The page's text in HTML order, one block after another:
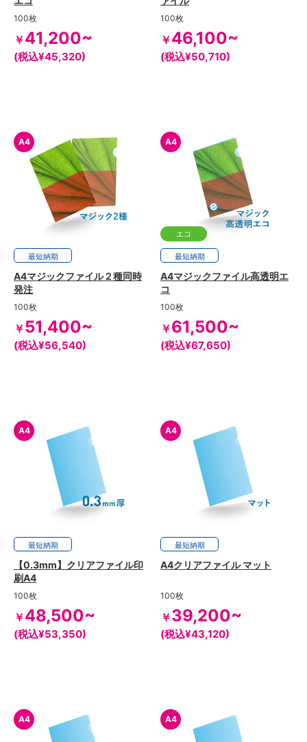
100枚
￥41,200~
(税込¥45,320)
100枚
￥46,100~
(税込¥50,710)
A4
最短3日納期
A4マジックファイル２種同時
発注
100枚
￥51,400~
(税込¥56,540)
A4
エコ
最短12日納期
A4マジックファイル高透明エ
コ
100枚
￥61,500~
(税込¥67,650)
A4
最短6日納期
【0.3mm】クリアファイル印
刷A4
100枚
￥48,500~
(税込¥53,350)
A4
最短7日納期
A4クリアファイル マット
100枚
￥39,200~
(税込¥43,120)
A4 A4